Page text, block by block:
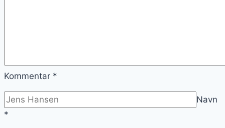
Kommentar *
Navn
*